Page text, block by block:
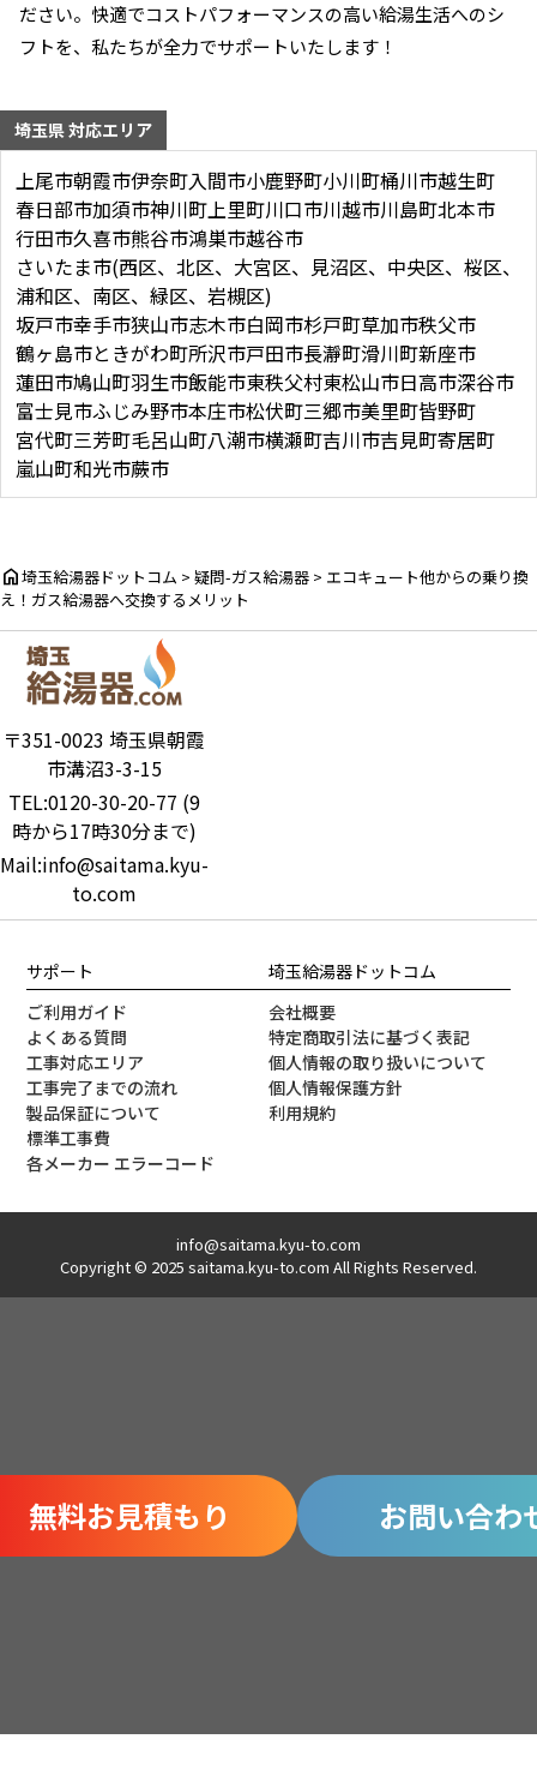
ださい。快適でコストパフォーマンスの高い給湯生活へのシ
フトを、私たちが全力でサポートいたします！
埼玉県 対応エリア
上尾市朝霞市伊奈町入間市小鹿野町小川町桶川市越生町
春日部市加須市神川町上里町川口市川越市川島町北本市
行田市久喜市熊谷市鴻巣市越谷市
さいたま市(西区、北区、大宮区、見沼区、中央区、桜区、
浦和区、南区、緑区、岩槻区)
坂戸市幸手市狭山市志木市白岡市杉戸町草加市秩父市
鶴ヶ島市ときがわ町所沢市戸田市長瀞町滑川町新座市
蓮田市鳩山町羽生市飯能市東秩父村東松山市日高市深谷市
富士見市ふじみ野市本庄市松伏町三郷市美里町皆野町
宮代町三芳町毛呂山町八潮市横瀬町吉川市吉見町寄居町
嵐山町和光市蕨市
home埼玉給湯器ドットコム > 疑問-ガス給湯器 > エコキュート他からの乗り換
え！ガス給湯器へ交換するメリット
〒351-0023 埼玉県朝霞
市溝沼3-3-15
TEL:0120-30-20-77 (9
時から17時30分まで)
Mail:info@saitama.kyu-
to.com
サポート
ご利用ガイド
よくある質問
工事対応エリア
工事完了までの流れ
製品保証について
標準工事費
各メーカー エラーコード
埼玉給湯器ドットコム
会社概要
特定商取引法に基づく表記
個人情報の取り扱いについて
個人情報保護方針
利用規約
info@saitama.kyu-to.com
Copyright © 2025 saitama.kyu-to.com All Rights Reserved.
無料お見積もり お問い合わ